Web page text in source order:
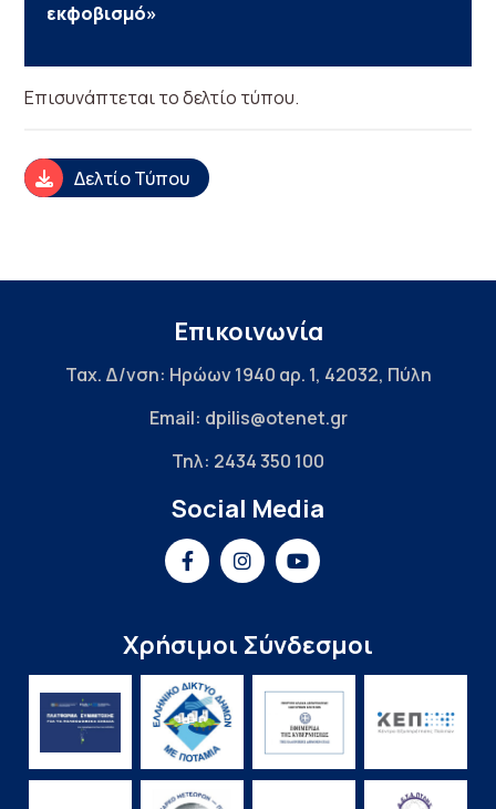
εκφοβισμό»
Επισυνάπτεται το δελτίο τύπου.
Δελτίο Τύπου
Επικοινωνία
Ταχ. Δ/νση: Ηρώων 1940 αρ. 1, 42032, Πύλη
Email: dpilis@otenet.gr
Τηλ: 2434 350 100
Social Media
Χρήσιμοι Σύνδεσμοι